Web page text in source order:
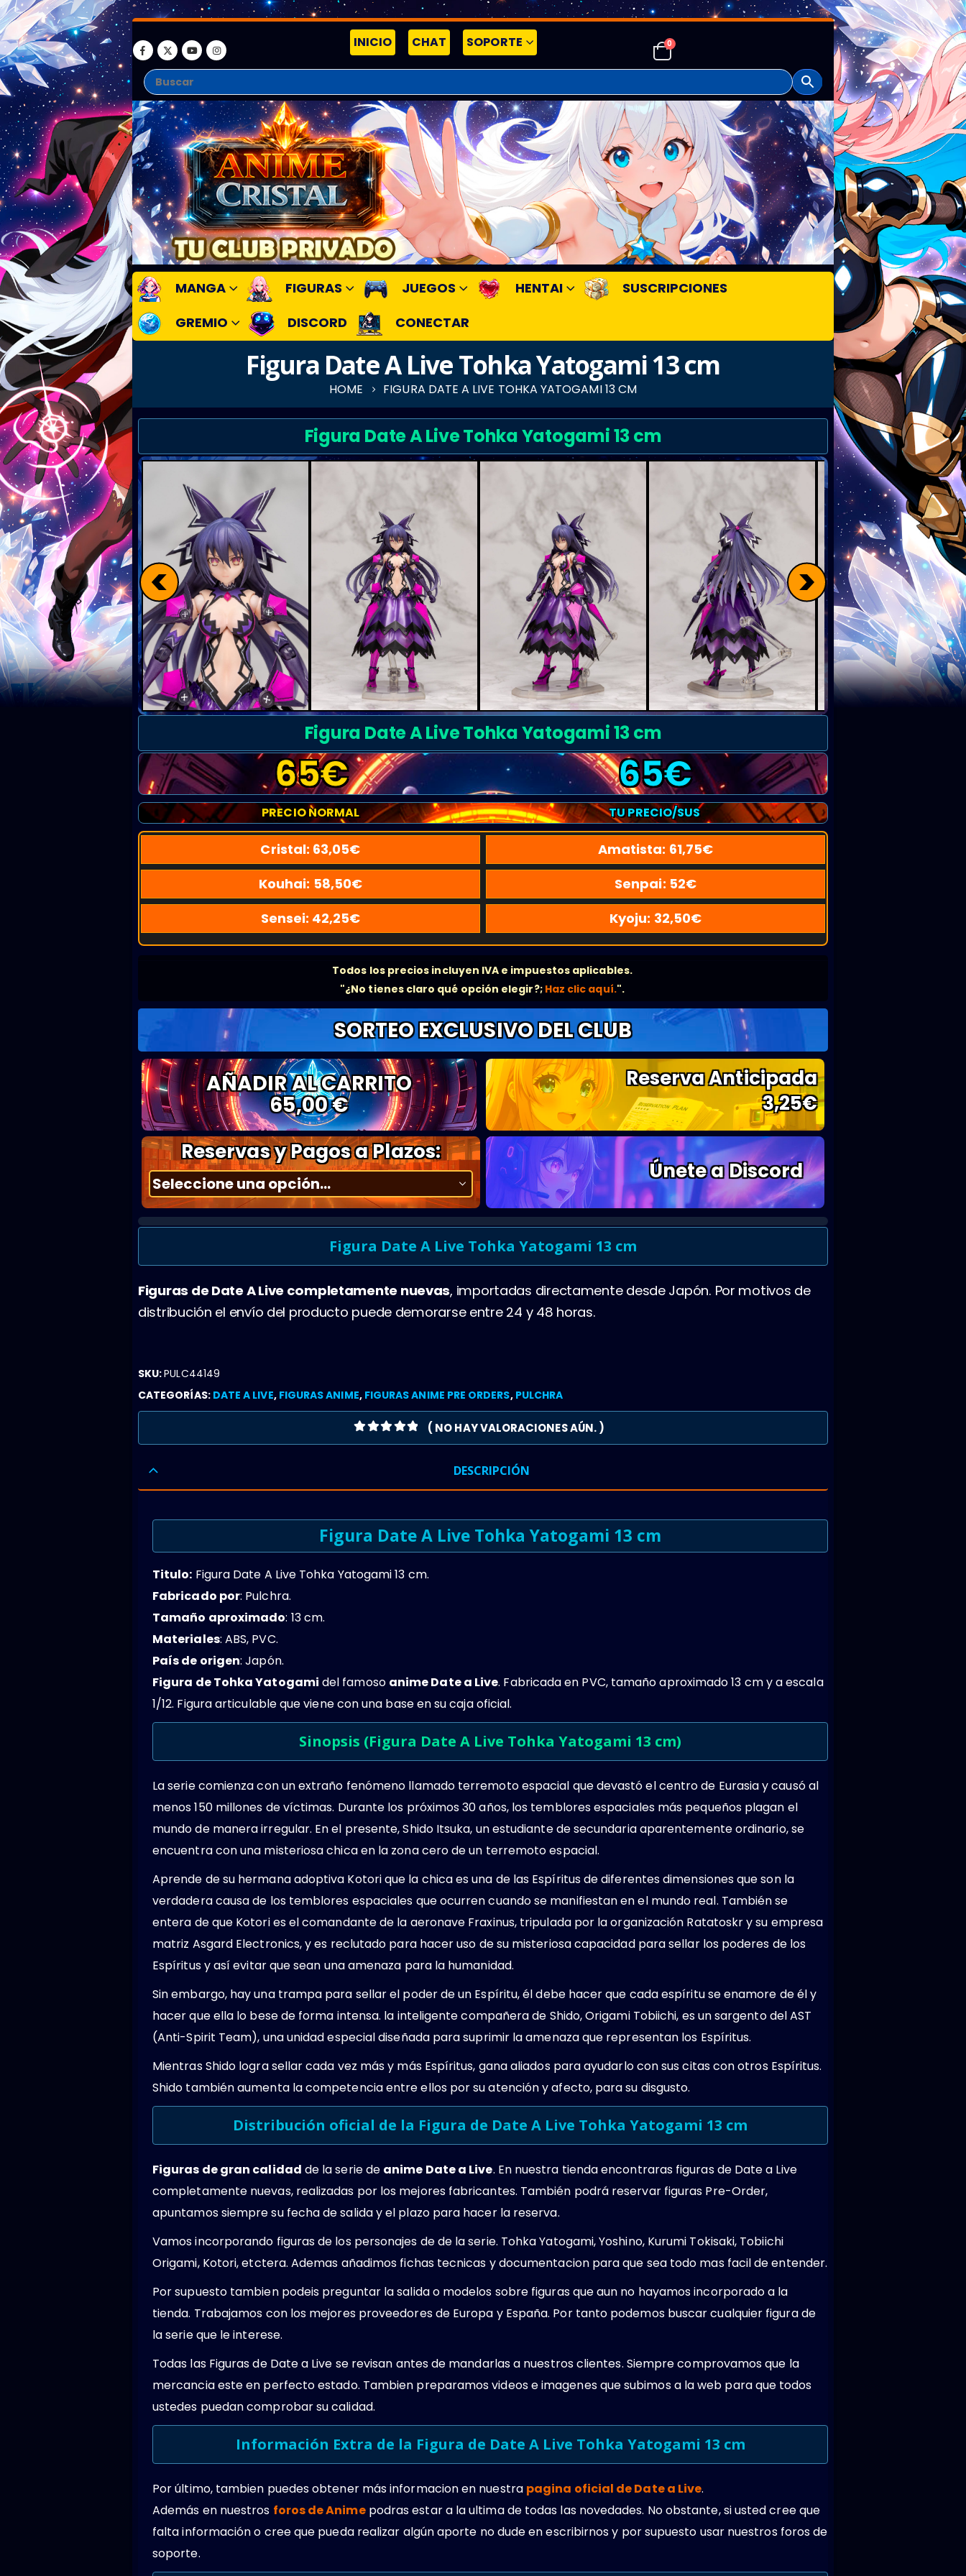
INICIO CHAT SOPORTE 0
MANGA FIGURAS JUEGOS HENTAI
SUSCRIPCIONES
GREMIO
DISCORD CONECTAR
Figura Date A Live Tohka Yatogami 13 cm
HOME FIGURA DATE A LIVE TOHKA YATOGAMI 13 CM
Figura Date A Live Tohka Yatogami 13 cm
< >
Figura Date A Live Tohka Yatogami 13 cm
65€ 65€
PRECIO NORMAL TU PRECIO/SUS
Cristal: 63,05€ Amatista: 61,75€
Kouhai: 58,50€ Senpai: 52€
Sensei: 42,25€ Kyoju: 32,50€
Todos los precios incluyen IVA e impuestos aplicables.
"¿No tienes claro qué opción elegir?; Haz clic aquí.".
SORTEO EXCLUSIVO DEL CLUB
AÑADIR AL CARRITO
65,00 €
Reserva Anticipada
3,25€
Reservas y Pagos a Plazos:
Únete a Discord
Figura Date A Live Tohka Yatogami 13 cm
Figuras de Date A Live completamente nuevas, importadas directamente desde Japón. Por motivos de
distribución el envío del producto puede demorarse entre 24 y 48 horas.
SKU:PULC44149
CATEGORÍAS: DATE A LIVE, FIGURAS ANIME, FIGURAS ANIME PRE ORDERS, PULCHRA
( NO HAY VALORACIONES AÚN. )
DESCRIPCIÓN
Figura Date A Live Tohka Yatogami 13 cm
Titulo: Figura Date A Live Tohka Yatogami 13 cm.
Fabricado por: Pulchra.
Tamaño aproximado: 13 cm.
Materiales: ABS, PVC.
País de origen: Japón.
Figura de Tohka Yatogami del famoso anime Date a Live. Fabricada en PVC, tamaño aproximado 13 cm y a escala
1/12. Figura articulable que viene con una base en su caja oficial.
Sinopsis (Figura Date A Live Tohka Yatogami 13 cm)
La serie comienza con un extraño fenómeno llamado terremoto espacial que devastó el centro de Eurasia y causó al
menos 150 millones de víctimas. Durante los próximos 30 años, los temblores espaciales más pequeños plagan el
mundo de manera irregular. En el presente, Shido Itsuka, un estudiante de secundaria aparentemente ordinario, se
encuentra con una misteriosa chica en la zona cero de un terremoto espacial.
Aprende de su hermana adoptiva Kotori que la chica es una de las Espíritus de diferentes dimensiones que son la
verdadera causa de los temblores espaciales que ocurren cuando se manifiestan en el mundo real. También se
entera de que Kotori es el comandante de la aeronave Fraxinus, tripulada por la organización Ratatoskr y su empresa
matriz Asgard Electronics, y es reclutado para hacer uso de su misteriosa capacidad para sellar los poderes de los
Espíritus y así evitar que sean una amenaza para la humanidad.
Sin embargo, hay una trampa para sellar el poder de un Espíritu, él debe hacer que cada espíritu se enamore de él y
hacer que ella lo bese de forma intensa. la inteligente compañera de Shido, Origami Tobiichi, es un sargento del AST
(Anti-Spirit Team), una unidad especial diseñada para suprimir la amenaza que representan los Espíritus.
Mientras Shido logra sellar cada vez más y más Espíritus, gana aliados para ayudarlo con sus citas con otros Espíritus.
Shido también aumenta la competencia entre ellos por su atención y afecto, para su disgusto.
Distribución oficial de la Figura de Date A Live Tohka Yatogami 13 cm
Figuras de gran calidad de la serie de anime Date a Live. En nuestra tienda encontraras figuras de Date a Live
completamente nuevas, realizadas por los mejores fabricantes. También podrá reservar figuras Pre-Order,
apuntamos siempre su fecha de salida y el plazo para hacer la reserva.
Vamos incorporando figuras de los personajes de de la serie. Tohka Yatogami, Yoshino, Kurumi Tokisaki, Tobiichi
Origami, Kotori, etctera. Ademas añadimos fichas tecnicas y documentacion para que sea todo mas facil de entender.
Por supuesto tambien podeis preguntar la salida o modelos sobre figuras que aun no hayamos incorporado a la
tienda. Trabajamos con los mejores proveedores de Europa y España. Por tanto podemos buscar cualquier figura de
la serie que le interese.
Todas las Figuras de Date a Live se revisan antes de mandarlas a nuestros clientes. Siempre comprovamos que la
mercancia este en perfecto estado. Tambien preparamos videos e imagenes que subimos a la web para que todos
ustedes puedan comprobar su calidad.
Información Extra de la Figura de Date A Live Tohka Yatogami 13 cm
Por último, tambien puedes obtener más informacion en nuestra pagina oficial de Date a Live.
Además en nuestros foros de Animepodras estar a la ultima de todas las novedades. No obstante, si usted cree que
falta información o cree que pueda realizar algún aporte no dude en escribirnos y por supuesto usar nuestros foros de
soporte.